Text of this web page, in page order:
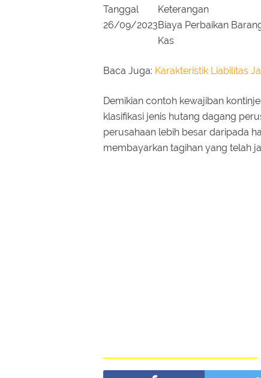
Tanggal Keterangan
26/09/2023Biaya Perbaikan
Kas
Baca Juga: Karakteristik Liabilitas
Demikian contoh kewajiban
klasifikasi jenis hutang dagang
perusahaan lebih besar daripada
membayarkan tagihan yang telah